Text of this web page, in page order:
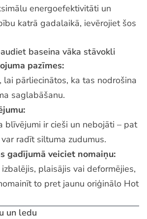
energoefektivitāti un
katrā gadalaikā, ievērojiet šos
baseina vāka stāvokli
pazīmes:
lai pārliecinātos, ka tas nodrošina
saglabāšanu.
blīvējumi ir cieši un nebojāti – pat
radīt siltuma zudumus.
gadījumā veiciet nomaiņu:
plaisājis vai deformējies,
to pret jaunu oriģinālo Hot
un ledu